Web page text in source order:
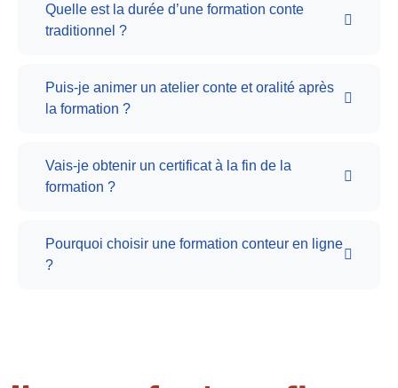
Quelle est la durée d’une formation conte
traditionnel ?
Puis-je animer un atelier conte et oralité après
la formation ?
Vais-je obtenir un certificat à la fin de la
formation ?
Pourquoi choisir une formation conteur en ligne
?